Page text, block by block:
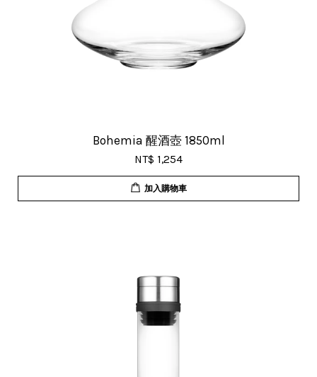
Bohemia 醒酒壺 1850ml
NT$ 1,254
加入購物車